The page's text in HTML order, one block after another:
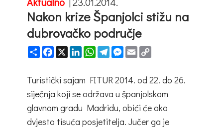
Nakon krize Španjolci stižu na
dubrovačko područje
ShareFacebook
X LinkedInWhatsApp
TelegramMessenger
Email
Turistički sajam FITUR 2014. od 22. do 26.
siječnja koji se održava u španjolskom
glavnom gradu Madridu, obići će oko
dvjesto tisuća posjetitelja. Jučer ga je